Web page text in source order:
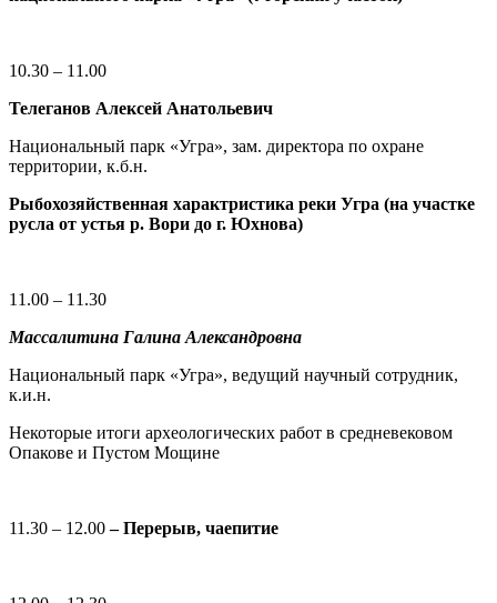
10.30 – 11.00
Телеганов Алексей Анатольевич
Национальный парк «Угра», зам. директора по охране
территории, к.б.н.
Рыбохозяйственная характристика реки Угра (на участке
русла от устья р. Вори до г. Юхнова)
11.00 – 11.30
Массалитина Галина Александровна
Национальный парк «Угра», ведущий научный сотрудник,
к.и.н.
Некоторые итоги археологических работ в средневековом
Опакове и Пустом Мощине
11.30 – 12.00– Перерыв, чаепитие